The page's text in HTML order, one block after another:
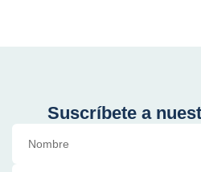
Suscríbete a